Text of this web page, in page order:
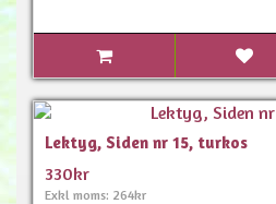
Lektyg, Siden nr 15, turkos
330kr
Exkl moms: 264kr